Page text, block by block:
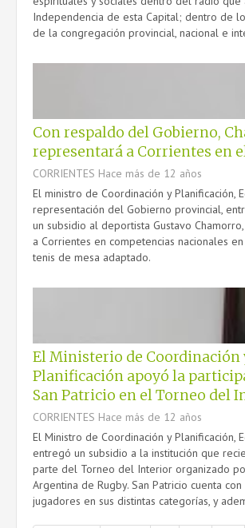
Independencia de esta Capital; dentro de
de la congregación provincial, nacional e
Con respaldo del Gobierno,
representará a Corrientes en
CORRIENTES Hace más de 12 años
El ministro de Coordinación y Planificación,
representación del Gobierno provincial,
un subsidio al deportista Gustavo
a Corrientes en competencias nacionales
tenis de mesa adaptado.
El Ministerio de Coordinación
Planificación apoyó la
San Patricio en el Torneo del
CORRIENTES Hace más de 12 años
El Ministro de Coordinación y Planificación,
entregó un subsidio a la institución que
parte del Torneo del Interior organizado
Argentina de Rugby. San Patricio cuenta
jugadores en sus distintas categorías, y